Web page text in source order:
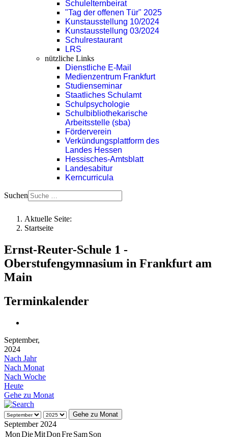
Schulelternbeirat
"Tag der offenen Tür" 2025
Kunstausstellung 10/2024
Kunstausstellung 03/2024
Schulrestaurant
LRS
nützliche Links
Dienstliche E-Mail
Medienzentrum Frankfurt
Studienseminar
Staatliches Schulamt
Schulpsychologie
Schulbibliothekarische
Arbeitsstelle (sba)
Förderverein
Verkündungsplattform des
Landes Hessen
Hessisches-Amtsblatt
Landesabitur
Kerncurricula
Suchen
Aktuelle Seite:
Startseite
Ernst-Reuter-Schule 1 -
Oberstufengymnasium in Frankfurt am
Main
Terminkalender
September,
2024
Nach Jahr
Nach Monat
Nach Woche
Heute
Gehe zu Monat
Gehe zu Monat
September 2024
MonDieMitDonFreSamSon